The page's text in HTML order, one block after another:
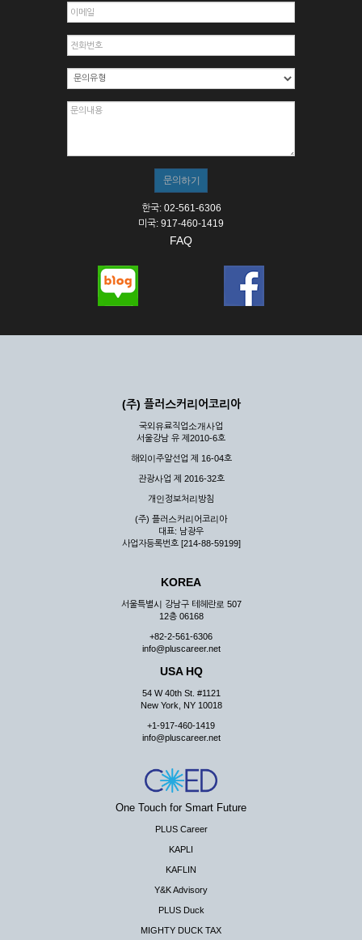
한국: 02-561-6306
미국: 917-460-1419
FAQ
(주) 플러스커리어코리아
국외유료직업소개사업
서울강남 유 제2010-6호
해외이주알선업 제 16-04호
관광사업 제 2016-32호
개인정보처리방침
(주) 플러스커리어코리아
대표: 남광우
사업자등록번호 [214-88-59199]
KOREA
서울특별시 강남구 테헤란로 507
12층 06168
+82-2-561-6306
info@pluscareer.net
USA HQ
54 W 40th St. #1121
New York, NY 10018
+1-917-460-1419
info@pluscareer.net
One Touch for Smart Future
PLUS Career
KAPLI
KAFLIN
Y&K Advisory
PLUS Duck
MIGHTY DUCK TAX